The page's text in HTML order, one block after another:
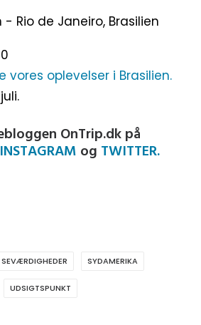
vores oplevelser i Brasilien.
OnTrip.dk på
INSTAGRAM og TWITTER.
SEVÆRDIGHEDER SYDAMERIKA
UDSIGTSPUNKT